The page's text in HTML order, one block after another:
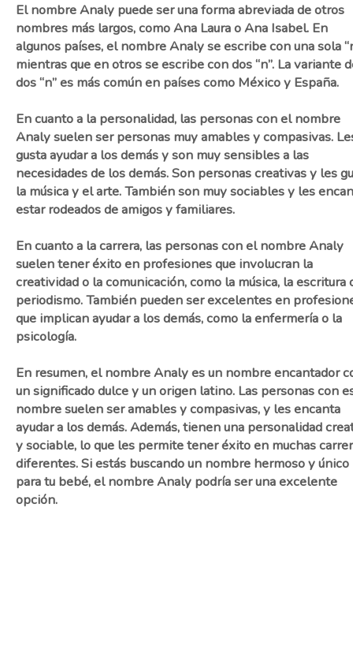
El nombre Analy puede ser una forma abreviada de otros
nombres más largos, como Ana Laura o Ana Isabel. En
algunos países, el nombre Analy se escribe con una sola
mientras que en otros se escribe con dos “n”. La variante
dos “n” es más común en países como México y España.
En cuanto a la personalidad, las personas con el nombre
Analy suelen ser personas muy amables y compasivas.
gusta ayudar a los demás y son muy sensibles a las
necesidades de los demás. Son personas creativas y les
la música y el arte. También son muy sociables y les
estar rodeados de amigos y familiares.
En cuanto a la carrera, las personas con el nombre Analy
suelen tener éxito en profesiones que involucran la
creatividad o la comunicación, como la música, la escritura
periodismo. También pueden ser excelentes en
que implican ayudar a los demás, como la enfermería o la
psicología.
En resumen, el nombre Analy es un nombre encantador
un significado dulce y un origen latino. Las personas con
nombre suelen ser amables y compasivas, y les encanta
ayudar a los demás. Además, tienen una personalidad
y sociable, lo que les permite tener éxito en muchas
diferentes. Si estás buscando un nombre hermoso y único
para tu bebé, el nombre Analy podría ser una excelente
opción.